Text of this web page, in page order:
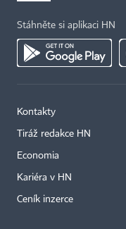
Stáhněte si aplikaci HN
Kontakty
Tiráž redakce HN
Economia
Kariéra v HN
Ceník inzerce